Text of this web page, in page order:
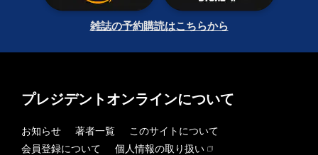
雑誌の予約購読はこちらから
プレジデントオンラインについて
お知らせ 著者一覧
このサイトについて
会員登録について
個人情報の取り扱い